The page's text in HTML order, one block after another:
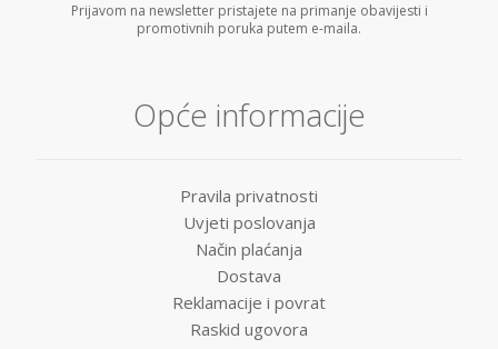
Prijavom na newsletter pristajete na primanje obavijesti i
promotivnih poruka putem e-maila.
Opće informacije
Pravila privatnosti
Uvjeti poslovanja
Način plaćanja
Dostava
Reklamacije i povrat
Raskid ugovora